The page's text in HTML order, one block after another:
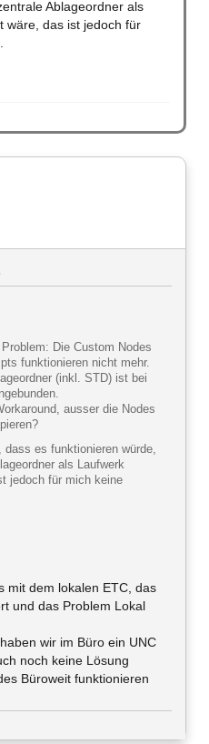
Ablageordner als
wäre, das ist jedoch für
Die Custom Nodes
funktionieren nicht mehr.
(inkl. STD) ist bei
ausser die Nodes
dass es funktionieren würde,
als Laufwerk
jedoch für mich keine
mit dem lokalen ETC, das
und das Problem Lokal
wir im Büro ein UNC
noch keine Lösung
Büroweit funktionieren